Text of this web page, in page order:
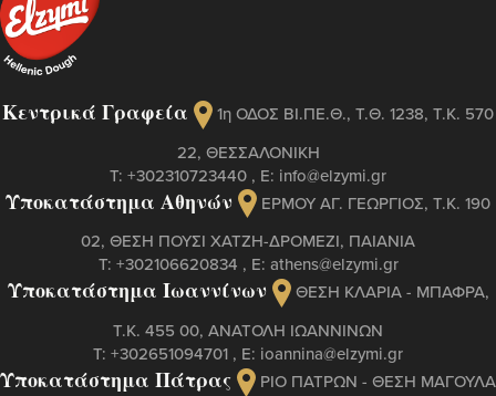
Κεντρικά Γραφεία
1η ΟΔΟΣ ΒΙ.ΠΕ.Θ., Τ.Θ. 1238, Τ.Κ. 570
22, ΘΕΣΣΑΛΟΝΙΚΗ
Τ: +302310723440 , Ε: info@elzymi.gr
Υποκατάστημα Αθηνών
ΕΡΜΟΥ ΑΓ. ΓΕΩΡΓΙΟΣ, T.K. 190
02, ΘΕΣΗ ΠΟΥΣΙ ΧΑΤΖΗ-ΔΡΟΜΕΖΙ, ΠΑΙΑΝΙΑ
Τ: +302106620834 , Ε: athens@elzymi.gr
Υποκατάστημα Ιωαννίνων
ΘΕΣΗ ΚΛΑΡΙΑ - ΜΠΑΦΡΑ,
Τ.Κ. 455 00, ΑΝΑΤΟΛΗ ΙΩΑΝΝΙΝΩΝ
Τ: +302651094701 , Ε: ioannina@elzymi.gr
Υποκατάστημα Πάτρας
ΡΙΟ ΠΑΤΡΩΝ - ΘΕΣΗ ΜΑΓΟΥΛΑ